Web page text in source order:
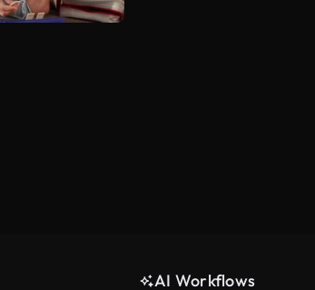
AI Workflows